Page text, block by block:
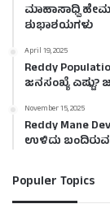
ಮಾಹಾಸಾಧ್ವಿ
ಶುಭಾಶಯಗಳು
April 19, 2025
Reddy
ಜನಸಂಖ್ಯೆ
November 15, 2025
Reddy Mane
ಉಳಿದು
Populer Topics